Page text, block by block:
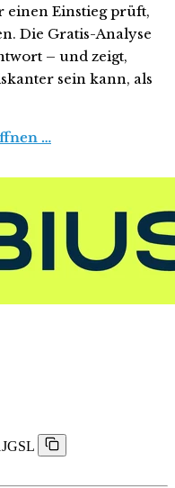
einen Einstieg prüft,
Die Gratis-Analyse
– und zeigt,
sein kann, als
…